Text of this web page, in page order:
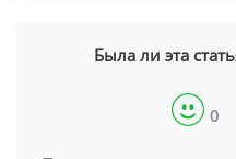
Была ли эта
0